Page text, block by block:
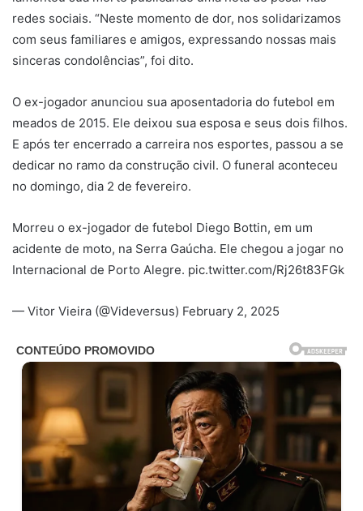
redes sociais. “Neste momento de dor, nos solidarizamos
com seus familiares e amigos, expressando nossas mais
sinceras condolências”, foi dito.
O ex-jogador anunciou sua aposentadoria do futebol em
meados de 2015. Ele deixou sua esposa e seus dois filhos.
E após ter encerrado a carreira nos esportes, passou a se
dedicar no ramo da construção civil. O funeral aconteceu
no domingo, dia 2 de fevereiro.
Morreu o ex-jogador de futebol Diego Bottin, em um
acidente de moto, na Serra Gaúcha. Ele chegou a jogar no
Internacional de Porto Alegre. pic.twitter.com/Rj26t83FGk
— Vitor Vieira (@Videversus) February 2, 2025